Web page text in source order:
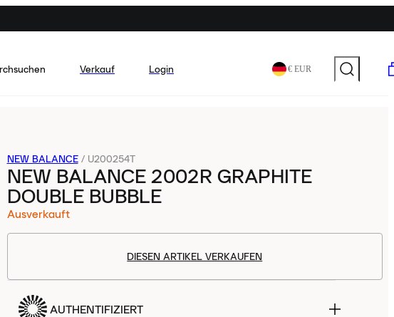
Verkauf Login € EUR
NEW BALANCE / U200254T
NEW BALANCE 2002R GRAPHITE
DOUBLE BUBBLE
Ausverkauft
DIESEN ARTIKEL VERKAUFEN
AUTHENTIFIZIERT